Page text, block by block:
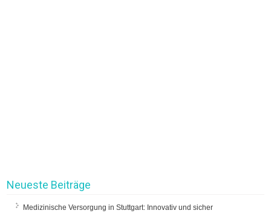
Neueste Beiträge
Medizinische Versorgung in Stuttgart: Innovativ und sicher